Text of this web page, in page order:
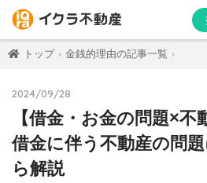
トップ 金銭的理由の記事一覧
2024/09/28
【借金・お金の問題×不
借金に伴う不動産の問
ら解説